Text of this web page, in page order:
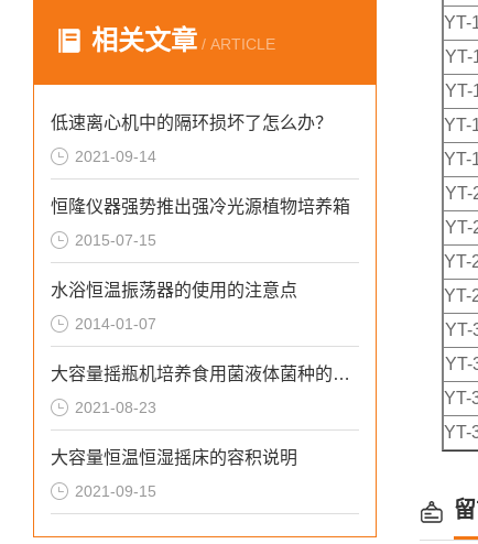
相关文章 / ARTICLE
低速离心机中的隔环损坏了怎么办？
2021-09-14
恒隆仪器强势推出强冷光源植物培养箱
2015-07-15
水浴恒温振荡器的使用的注意点
2014-01-07
大容量摇瓶机培养食用菌液体菌种的制作方式
2021-08-23
大容量恒温恒湿摇床的容积说明
2021-09-15
YT-
YT-
YT-
YT-
YT-
YT-
YT-
YT-
YT-
YT-
YT-
YT-
YT-